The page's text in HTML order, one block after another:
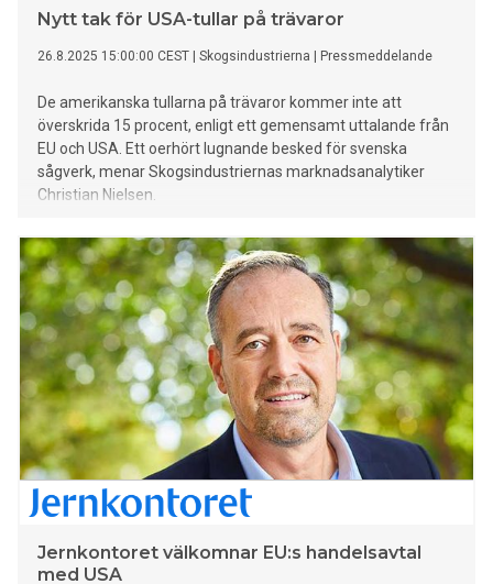
Nytt tak för USA-tullar på trävaror
26.8.2025 15:00:00 CEST Skogsindustrierna Pressmeddelande
De amerikanska tullarna på trävaror kommer inte att
överskrida 15 procent, enligt ett gemensamt uttalande från
EU och USA. Ett oerhört lugnande besked för svenska
sågverk, menar Skogsindustriernas marknadsanalytiker
Christian Nielsen.
Jernkontoret välkomnar EU:s handelsavtal
med USA